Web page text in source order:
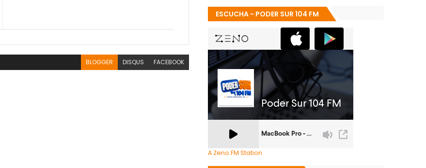
BLOGGER DISQUS FACEBOOK
ESCUCHA - PODER SUR 104 FM
A Zeno.FM Station